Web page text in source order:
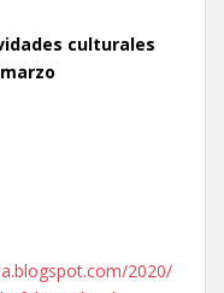
culturales
2020/